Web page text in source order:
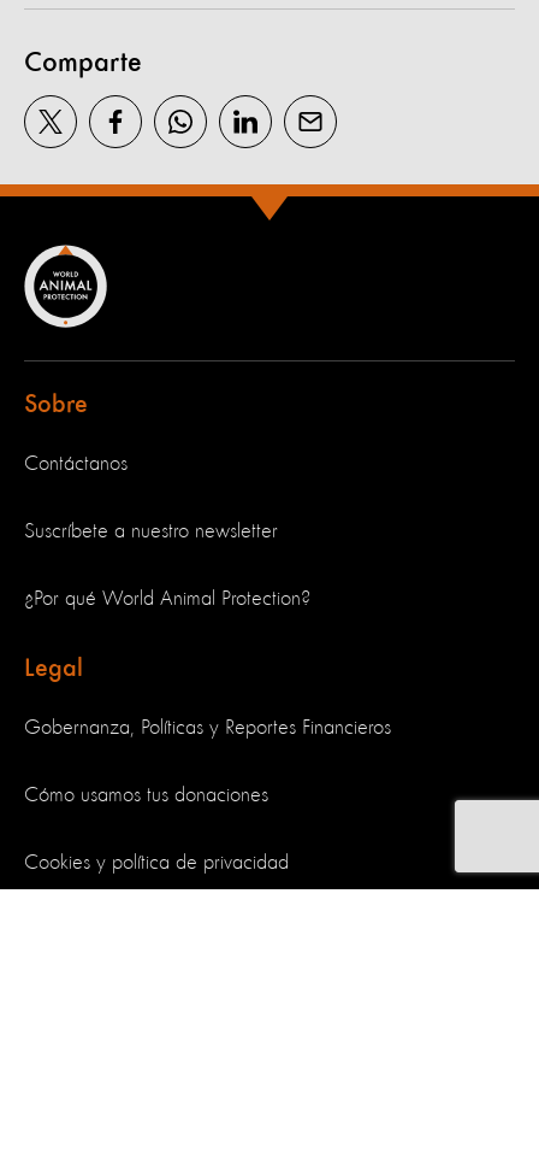
Comparte
Sobre
Contáctanos
Suscríbete a nuestro newsletter
¿Por qué World Animal Protection?
Legal
Gobernanza, Políticas y Reportes Financieros
Cómo usamos tus donaciones
Cookies y política de privacidad